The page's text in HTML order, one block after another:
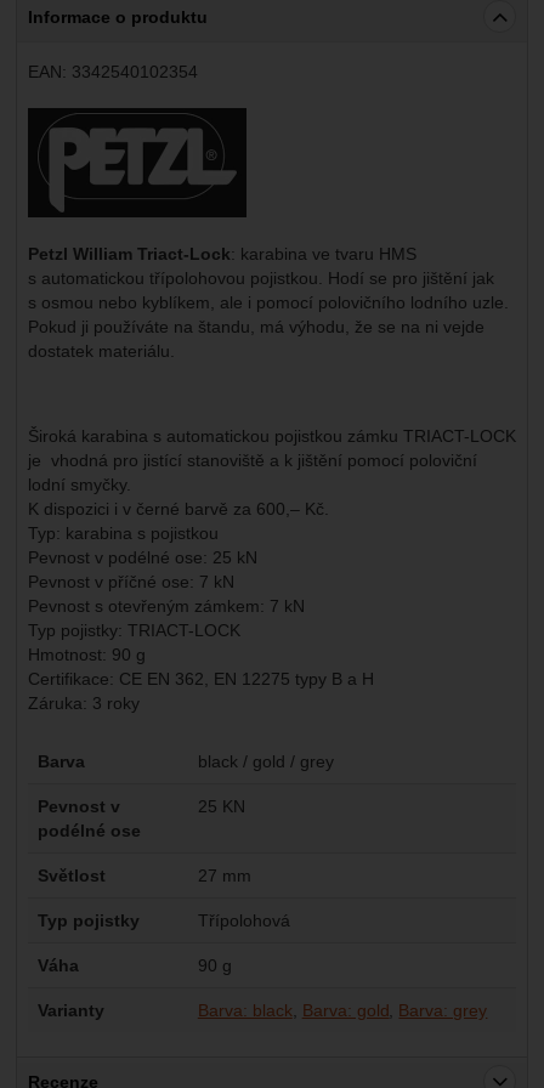
Informace o produktu
EAN: 3342540102354
Výrobce:
Petzl William Triact-Lock: karabina ve tvaru HMS
s automatickou třípolohovou pojistkou. Hodí se pro jištění jak
s osmou nebo kyblíkem, ale i pomocí polovičního lodního uzle.
Pokud ji používáte na štandu, má výhodu, že se na ni vejde
dostatek materiálu.
Široká karabina s automatickou pojistkou zámku TRIACT-LOCK
je vhodná pro jistící stanoviště a k jištění pomocí poloviční
lodní smyčky.
K dispozici i v černé barvě za 600,– Kč.
Typ: karabina s pojistkou
Pevnost v podélné ose: 25 kN
Pevnost v příčné ose: 7 kN
Pevnost s otevřeným zámkem: 7 kN
Typ pojistky: TRIACT-LOCK
Hmotnost: 90 g
Certifikace: CE EN 362, EN 12275 typy B a H
Záruka: 3 roky
Parametry
Barva black / gold / grey
Pevnost v
podélné ose
25 KN
Světlost 27 mm
Typ pojistky Třípolohová
Váha 90 g
Varianty Barva: black Barva: gold Barva: grey
Recenze